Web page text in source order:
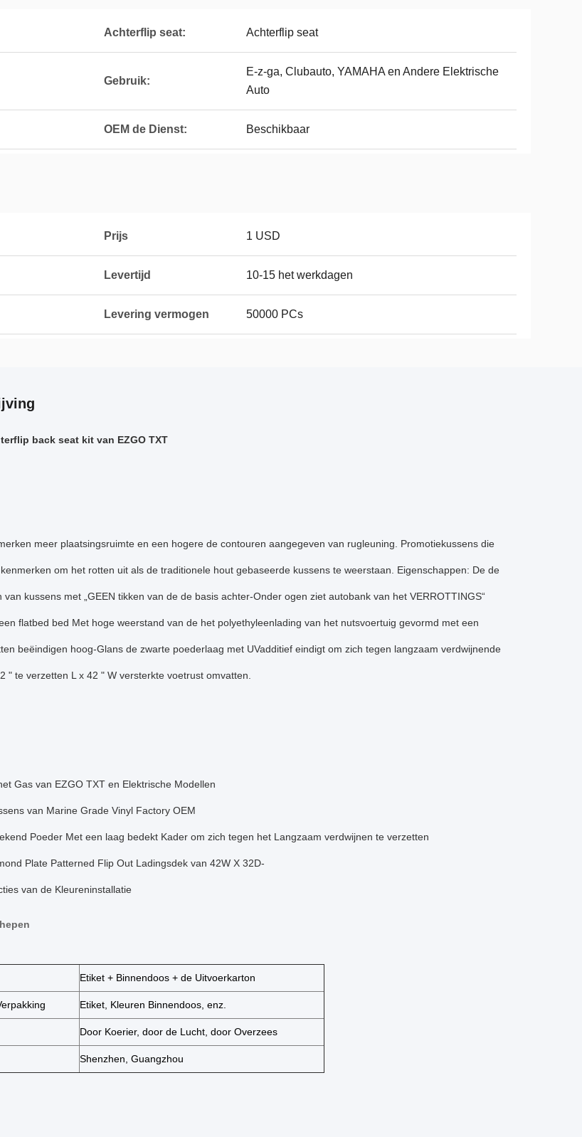
Achterflip seat: Achterflip seat
Gebruik:
E-z-ga, Clubauto, YAMAHA en Andere Elektrische
Auto
OEM de Dienst: Beschikbaar
Prijs 1 USD
Levertijd 10-15 het werkdagen
Levering vermogen 50000 PCs
back seat kit van EZGO TXT
meer plaatsingsruimte en een hogere de contouren aangegeven van rugleuning. Promotiekussens die
om het rotten uit als de traditionele hout gebaseerde kussens te weerstaan. Eigenschappen: De de
kussens met „GEEN tikken van de de basis achter-Onder ogen ziet autobank van het VERROTTINGS“
flatbed bed Met hoge weerstand van de het polyethyleenlading van het nutsvoertuig gevormd met een
beëindigen hoog-Glans de zwarte poederlaag met UVadditief eindigt om zich tegen langzaam verdwijnende
" te verzetten L x 42 " W versterkte voetrust omvatten.
Gas van EZGO TXT en Elektrische Modellen
van Marine Grade Vinyl Factory OEM
Poeder Met een laag bedekt Kader om zich tegen het Langzaam verdwijnen te verzetten
Plate Patterned Flip Out Ladingsdek van 42W X 32D-
van de Kleureninstallatie
Etiket + Binnendoos + de Uitvoerkarton
Etiket, Kleuren Binnendoos, enz.
Door Koerier, door de Lucht, door Overzees
Shenzhen, Guangzhou